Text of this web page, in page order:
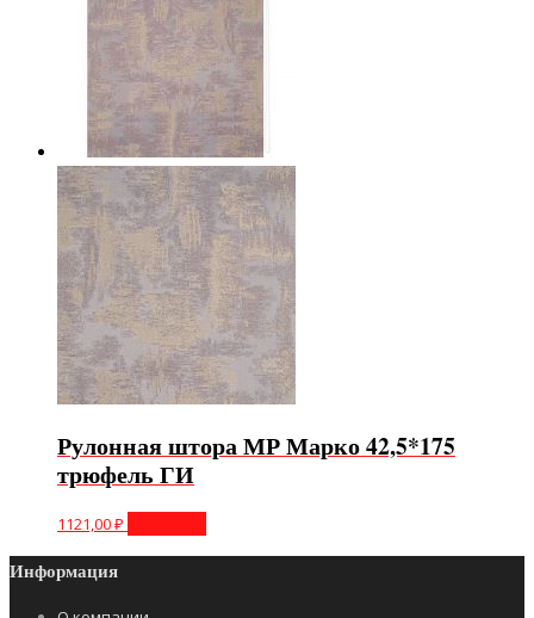
Рулонная штора МР Марко 42,5*175
трюфель ГИ
1121,00₽
Информация